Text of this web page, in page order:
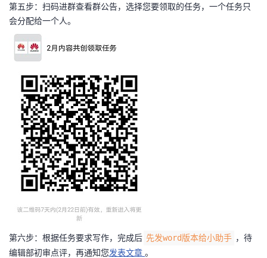
第五步：扫码进群查看群公告，选择您要领取的任务，一个任务只
会分配给一个人。
第六步：根据任务要求写作，完成后 先发word版本给小助手 ，待
编辑部初审点评，再通知您发表文章 。